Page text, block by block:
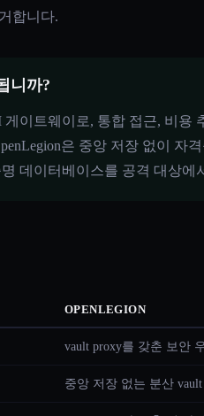
합니다.
니까?
이트웨이로, 통합 접근, 비용
은 중앙 저장 없이 자
데이터베이스를 공격 대상에
OPENLEGION
vault proxy를 갖춘 보안
중앙 저장 없는 분산 vault